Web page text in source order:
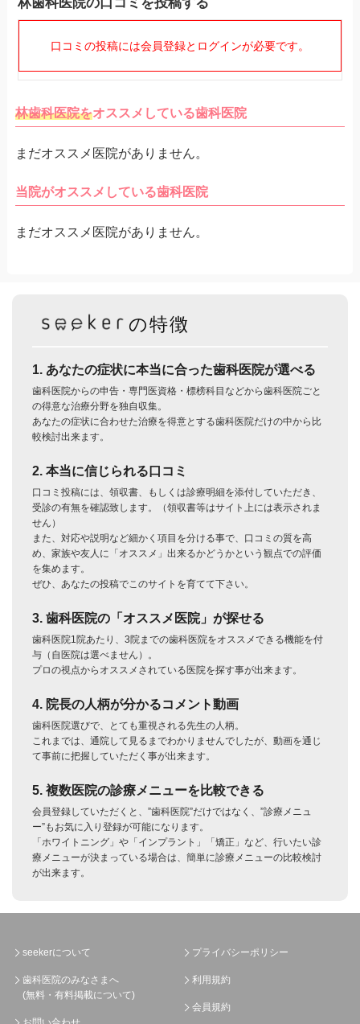
口コミの投稿には会員登録とログインが必要です。
林歯科医院をオススメしている歯科医院
まだオススメ医院がありません。
当院がオススメしている歯科医院
まだオススメ医院がありません。
の特徴
1. あなたの症状に本当に合った歯科医院が選べる
歯科医院からの申告・専門医資格・標榜科目などから歯科医院ごと
の得意な治療分野を独自収集。
あなたの症状に合わせた治療を得意とする歯科医院だけの中から比
較検討出来ます。
2. 本当に信じられる口コミ
口コミ投稿には、領収書、もしくは診療明細を添付していただき、
受診の有無を確認致します。（領収書等はサイト上には表示されま
せん）
また、対応や説明など細かく項目を分ける事で、口コミの質を高
め、家族や友人に「オススメ」出来るかどうかという観点での評価
を集めます。
ぜひ、あなたの投稿でこのサイトを育てて下さい。
3. 歯科医院の「オススメ医院」が探せる
歯科医院1院あたり、3院までの歯科医院をオススメできる機能を付
与（自医院は選べません）。
プロの視点からオススメされている医院を探す事が出来ます。
4. 院長の人柄が分かるコメント動画
歯科医院選びで、とても重視される先生の人柄。
これまでは、通院して見るまでわかりませんでしたが、動画を通じ
て事前に把握していただく事が出来ます。
5. 複数医院の診療メニューを比較できる
会員登録していただくと、”歯科医院”だけではなく、”診療メニュ
ー”もお気に入り登録が可能になります。
「ホワイトニング」や「インプラント」「矯正」など、行いたい診
療メニューが決まっている場合は、簡単に診療メニューの比較検討
が出来ます。
seekerについて
歯科医院のみなさまへ
(無料・有料掲載について)
プライバシーポリシー
利用規約
会員規約